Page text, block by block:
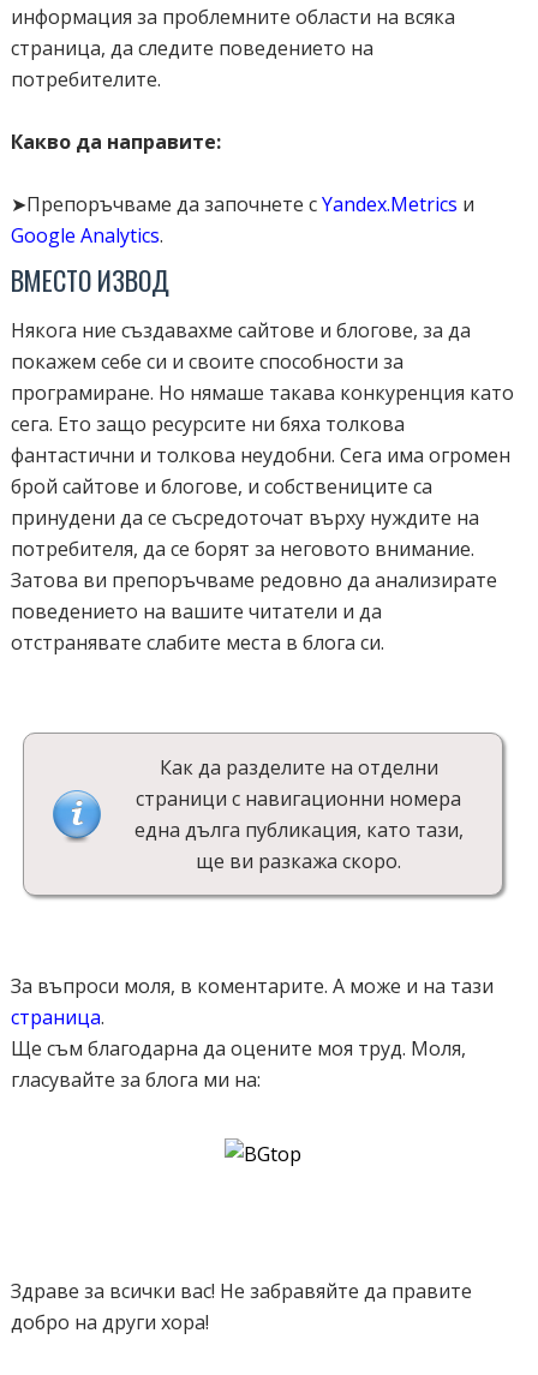
информация за проблемните области на всяка
страница, да следите поведението на
потребителите.
Какво да направите:
➤Препоръчваме да започнете сYandex.Metrics и
Google Analytics.
ВМЕСТО ИЗВОД
Някога ние създавахме сайтове и блогове, за да
покажем себе си и своите способности за
програмиране. Но нямаше такава конкуренция като
сега. Ето защо ресурсите ни бяха толкова
фантастични и толкова неудобни. Сега има огромен
брой сайтове и блогове, и собствениците са
принудени да се съсредоточат върху нуждите на
потребителя, да се борят за неговото внимание.
Затова ви препоръчваме редовно да анализирате
поведението на вашите читатели и да
отстранявате слабите места в блога си.
Как да разделите на отделни
страници с навигационни номера
една дълга публикация, като тази,
ще ви разкажа скоро.
За въпроси моля, в коментарите. А може и на тази
страница.
Ще съм благодарна да оцените моя труд. Моля,
гласувайте за блога ми на:
Здраве за всички вас! Не забравяйте да правите
добро на други хора!